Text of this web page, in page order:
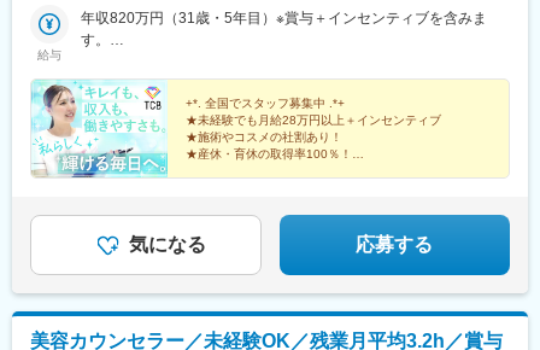
り駅、三島駅、七ツ屋駅、富山駅、福井城址大名町駅、なんば駅
(南海線)、大阪駅、天王寺駅、西大橋駅、五条駅(京都市営)、京都
駅、はりまや橋駅、旦過駅、高見橋駅、熊本城・市役所前駅、長
崎駅(長崎県)、美栄橋駅
岡院、秋田院、山形院、仙台駅前院、福島院、郡山院など【関
東】新宿東口院、池袋駅前院、品川院、秋葉原院、町田院、八王
院、水戸院、つくば院、宇都宮院、高崎院、前橋院など【中部】
名古屋栄院、岐阜院、静岡院、浜松院、三島院、新潟院、金沢
院、福井院、富山院、長野院、松本院、山梨甲府駅前院など【近
畿】大阪駅前院、天王寺院、京都駅前院、奈良院、姫路院、神戸
院、和歌山院、四日市院など【中四国】広島院、福山院、松山
院、高松院、高知院、徳島院、松江院、周南徳山駅ビル院【九
院、鹿児島院、那覇院など※受動喫煙対策あり
給与
年収820万円（31歳・5年目）※賞与＋インセンティブを含みま
す。
す。
+*. 全国でスタッフ募集中 .*+
★未経験でも月給28万円以上＋インセンティブ
★施術やコスメの社割あり！
★産休・育休の取得率100％！
気になる 応募する
美容カウンセラー／未経験OK／残業月平均3.2h／賞与